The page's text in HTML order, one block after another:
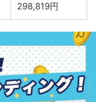
298,819円